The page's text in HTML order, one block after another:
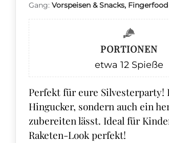
Gang: Vorspeisen & Snacks, Fingerfood
PORTIONEN
etwa 12 Spieße
Perfekt für eure
Hingucker, sondern auch ein
zubereiten lässt. Ideal für
Raketen-Look perfekt!